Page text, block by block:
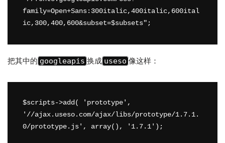
family=Open+Sans:300italic,400italic,600ital
把其中的 googleapis 换成 useso 像这样：
$scripts->add( 'prototype',
'//ajax.useso.com/ajax/libs/prototype/1.7.1.